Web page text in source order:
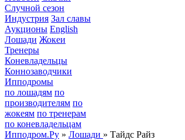
Случной сезон
Индустрия Зал славы
Аукционы English
Лошади Жокеи
Тренеры
Коневладельцы
Коннозаводчики
Ипподромы
по лошадям по
производителям по
жокеям по тренерам
по коневладельцам
Ипподром.Ру » Лошади » Тайдс Райз